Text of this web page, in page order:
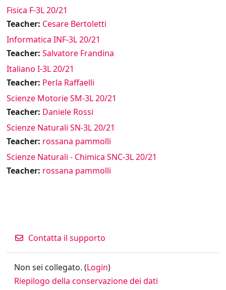
Fisica F-3L 20/21
Teacher: Cesare Bertoletti
Informatica INF-3L 20/21
Teacher: Salvatore Frandina
Italiano I-3L 20/21
Teacher: Perla Raffaelli
Scienze Motorie SM-3L 20/21
Teacher: Daniele Rossi
Scienze Naturali SN-3L 20/21
Teacher: rossana pammolli
Scienze Naturali - Chimica SNC-3L 20/21
Teacher: rossana pammolli
Contatta il supporto
Non sei collegato. (Login)
Riepilogo della conservazione dei dati